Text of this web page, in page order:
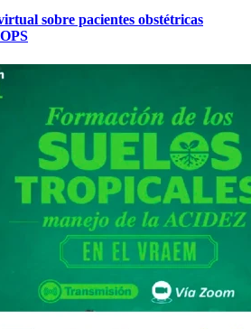
sobre pacientes obstétricas